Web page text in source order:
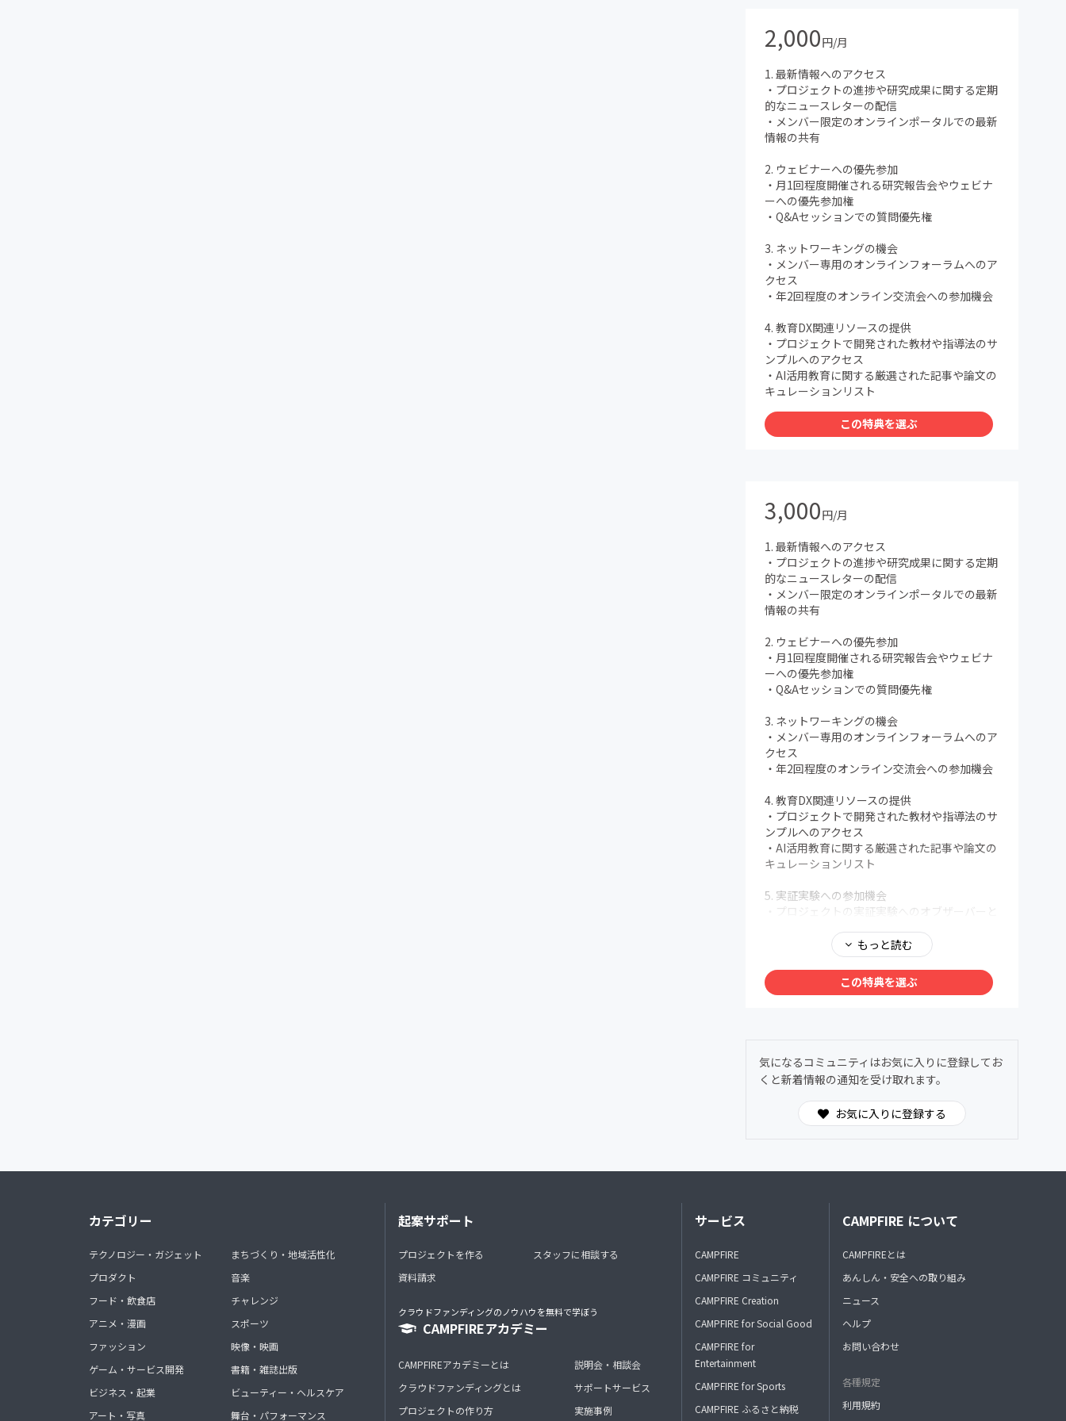
2,000円/月
1. 最新情報へのアクセス
・プロジェクトの進捗や研究成果に関する定期
的なニュースレターの配信
・メンバー限定のオンラインポータルでの最新
情報の共有
2. ウェビナーへの優先参加
・月1回程度開催される研究報告会やウェビナ
ーへの優先参加権
・Q&Aセッションでの質問優先権
3. ネットワーキングの機会
・メンバー専用のオンラインフォーラムへのア
クセス
・年2回程度のオンライン交流会への参加機会
4. 教育DX関連リソースの提供
・プロジェクトで開発された教材や指導法のサ
ンプルへのアクセス
・AI活用教育に関する厳選された記事や論文の
キュレーションリスト
この特典を選ぶ
3,000円/月
1. 最新情報へのアクセス
・プロジェクトの進捗や研究成果に関する定期
的なニュースレターの配信
・メンバー限定のオンラインポータルでの最新
情報の共有
2. ウェビナーへの優先参加
・月1回程度開催される研究報告会やウェビナ
ーへの優先参加権
・Q&Aセッションでの質問優先権
3. ネットワーキングの機会
・メンバー専用のオンラインフォーラムへのア
クセス
・年2回程度のオンライン交流会への参加機会
4. 教育DX関連リソースの提供
・プロジェクトで開発された教材や指導法のサ
ンプルへのアクセス
・AI活用教育に関する厳選された記事や論文の
キュレーションリスト
5. 実証実験への参加機会
・プロジェクトの実証実験へのオブザーバーと
・実験結果の優先的なフィードバック
6. メンバー限定のオンラインワークショップ
・四半期に1回程度、生成AI技術の教育応用に
もっと読む
この特典を選ぶ
気になるコミュニティはお気に入りに登録してお
くと新着情報の通知を受け取れます。
お気に入りに登録する
カテゴリー
テクノロジー・ガジェット
プロダクト
フード・飲食店
アニメ・漫画
ファッション
ゲーム・サービス開発
ビジネス・起業
アート・写真
まちづくり・地域活性化
音楽
チャレンジ
スポーツ
映像・映画
書籍・雑誌出版
ビューティー・ヘルスケア
舞台・パフォーマンス
起案サポート
プロジェクトを作る
資料請求
スタッフに相談する
クラウドファンディングのノウハウを無料で学ぼう
CAMPFIREアカデミー
CAMPFIREアカデミーとは
クラウドファンディングとは
プロジェクトの作り方
説明会・相談会
サポートサービス
実施事例
サービス
CAMPFIRE
CAMPFIRE コミュニティ
CAMPFIRE Creation
CAMPFIRE for Social Good
CAMPFIRE for
Entertainment
CAMPFIRE for Sports
CAMPFIRE ふるさと納税
CAMPFIRE について
CAMPFIREとは
あんしん・安全への取り組み
ニュース
ヘルプ
お問い合わせ
各種規定
利用規約